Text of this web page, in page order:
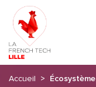
Accueil Écosystème